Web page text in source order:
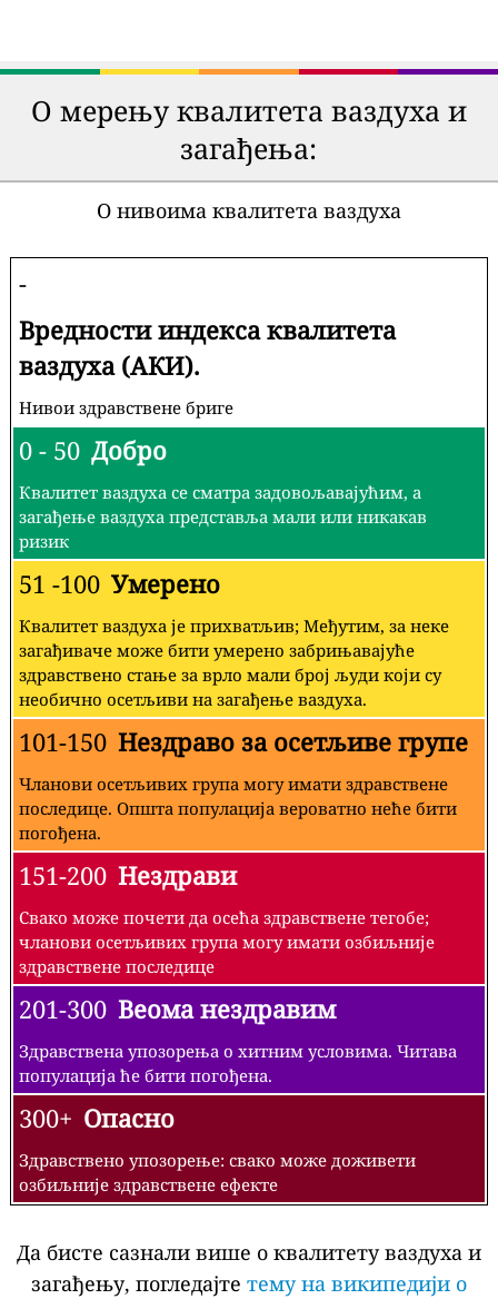
О мерењу квалитета ваздуха и
загађења:
О нивоима квалитета ваздуха
-
Вредности индекса квалитета
ваздуха (АКИ).
Нивои здравствене бриге
0 - 50 Добро
Квалитет ваздуха се сматра задовољавајућим, а
загађење ваздуха представља мали или никакав
ризик
51 -100 Умерено
Квалитет ваздуха је прихватљив; Међутим, за неке
загађиваче може бити умерено забрињавајуће
здравствено стање за врло мали број људи који су
необично осетљиви на загађење ваздуха.
101-150 Нездраво за осетљиве групе
Чланови осетљивих група могу имати здравствене
последице. Општа популација вероватно неће бити
погођена.
151-200 Нездрави
Свако може почети да осећа здравствене тегобе;
чланови осетљивих група могу имати озбиљније
здравствене последице
201-300 Веома нездравим
Здравствена упозорења о хитним условима. Читава
популација ће бити погођена.
300+ Опасно
Здравствено упозорење: свако може доживети
озбиљније здравствене ефекте
Да бисте сазнали више о квалитету ваздуха и
загађењу, погледајте тему на википедији о